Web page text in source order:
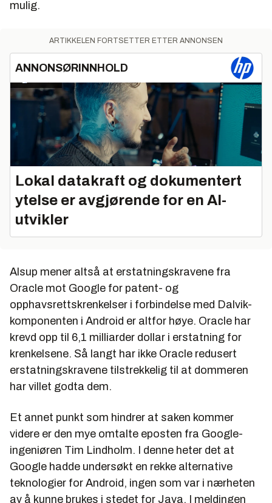
mulig.
ARTIKKELEN FORTSETTER ETTER ANNONSEN
ANNONSØRINNHOLD
Lokal datakraft og dokumentert
ytelse er avgjørende for en AI-
utvikler
Alsup mener altså at erstatningskravene fra
Oracle mot Google for patent- og
opphavsrettskrenkelser i forbindelse med Dalvik-
komponenten i Android er altfor høye. Oracle har
krevd opp til 6,1 milliarder dollar i erstatning for
krenkelsene. Så langt har ikke Oracle redusert
erstatningskravene tilstrekkelig til at dommeren
har villet godta dem.
Et annet punkt som hindrer at saken kommer
videre er den mye omtalte eposten fra Google-
ingeniøren Tim Lindholm. I denne heter det at
Google hadde undersøkt en rekke alternative
teknologier for Android, ingen som var i nærheten
av å kunne brukes i stedet for Java. I meldingen